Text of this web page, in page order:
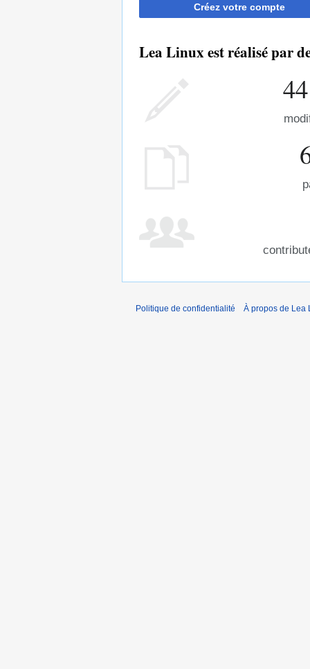
Créez votre compte
Lea Linux est réalisé par
Politique de confidentialité À propos de Lea